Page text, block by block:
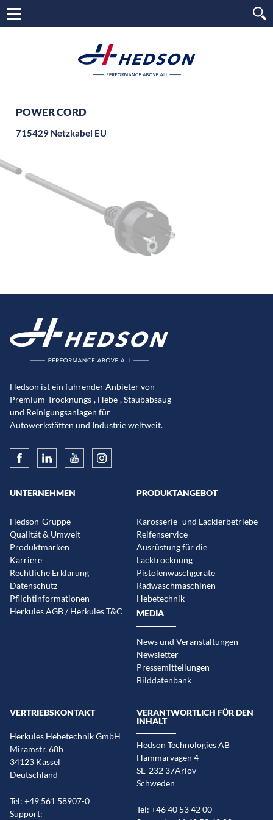
POWER CORD
715429 Netzkabel EU
Hedson ist ein führender Anbieter von
Premium-Trocknungs-, Hebe-, Staubabsaug-
und Reinigungsanlagen für
Autowerkstätten und Industrie weltweit.
UNTERNEHMEN
Hedson-Gruppe
Qualität & Umwelt
Produktmarken
Karriere
Rechtliche Erklärung
Datenschutz-
Pflichtinformationen
Herkules AGB / Herkules T&C
PRODUKTANGEBOT
Karosserie- und Lackierbetriebe
Reifenservice
Ausrüstung für die
Lacktrocknung
Pistolenwaschgeräte
Radwaschmaschinen
Hebetechnik
MEDIA
News und Veranstaltungen
Newsletter
Pressemitteilungen
Bilddatenbank
VERTRIEBSKONTAKT
Herkules Hebetechnik GmbH
Miramstr. 68b
34123 Kassel
Deutschland
Tel: +49 561 58907-0
Support:
VERANTWORTLICH FÜR DEN
INHALT
Hedson Technologies AB
Hammarvägen 4
SE-232 37Arlöv
Schweden
Tel: +46 40 53 42 00